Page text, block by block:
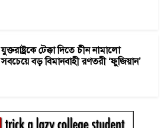
যুক্তরাষ্ট্রকে টেক্কা দিতে চীন নামালো
সবচেয়ে বড় বিমানবাহী রণতরী ‘ফুজিয়ান’